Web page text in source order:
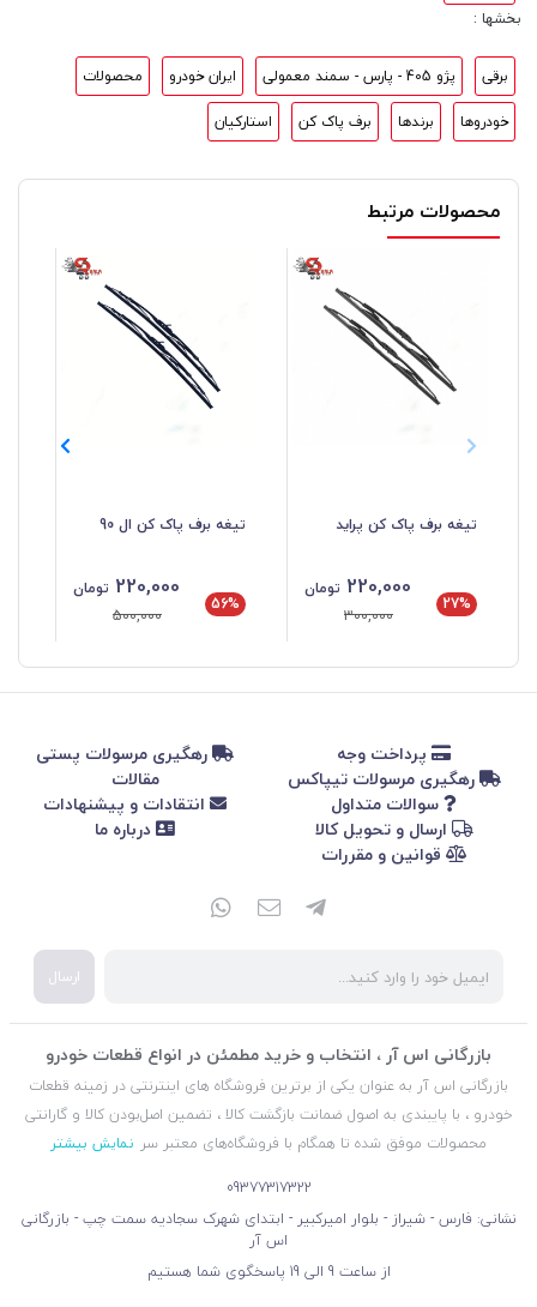
بخشها :
برقی پژو 405 - پارس - سمند معمولی ایران خودرو
محصولات
خودروها
برندها برف پاک کن استارکیان
محصولات مرتبط
تیغه برف پاک کن پراید
27%
220,000 تومان
300,000
تیغه برف پاک کن ال 90
56%
220,000 تومان
500,000
پرداخت وجه
رهگیری مرسولات پستی
رهگیری مرسولات تیپاکس
مقالات
سوالات متداول
انتقادات و پیشنهادات
ارسال و تحویل کالا
درباره ما
قوانین و مقررات
ارسال
بازرگانی اس آر ، انتخاب و خرید مطمئن در انواع قطعات خودرو
بازرگانی اس آر به عنوان یکی از برترین فروشگاه های اینترنتی در زمینه قطعات
خودرو ، با پایبندی به اصول ضمانت بازگشت کالا ، تضمین اصل‌بودن کالا و گارانتی
محصولات موفق شده تا همگام با فروشگاه‌های معتبر سر نمایش بیشتر
09377317322
نشانی: فارس - شیراز - بلوار امیرکبیر - ابتدای شهرک سجادیه سمت چپ - بازرگانی
اس آر
از ساعت 9 الی 19 پاسخگوی شما هستیم